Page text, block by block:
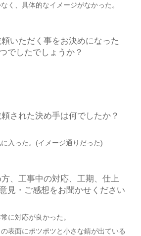
く、具体的なイメージがなかった。
いただく事をお決めになった
でしたでしょうか？
された決め手は何でしたか？
入った。(イメージ通りだった)
、工事中の対応、工期、仕上
見・ご感想をお聞かせください
に対応が良かった。
表面にポツポツと小さな錆が出ている